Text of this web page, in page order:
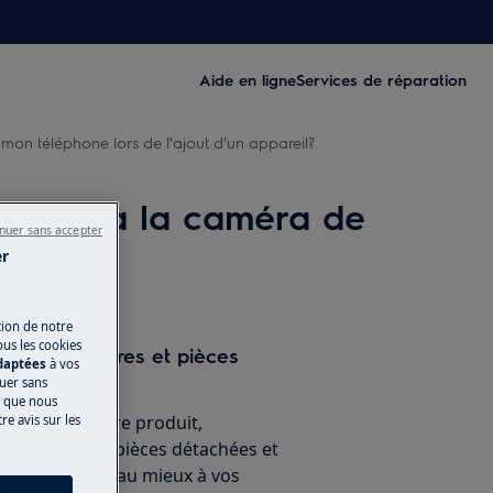
Aide en ligneServices de réparation
téléphone lors de l'ajout d'un appareil?
à la caméra de
d’accessoires et pièces
de votre produit,
pièces détachées et
répondant au mieux à vos
de notre
les cookies
à vos
sans
que nous
avis sur les
sans accepter